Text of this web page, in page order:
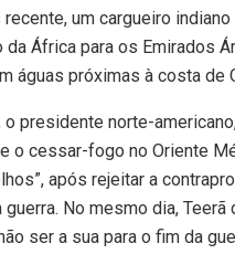
um cargueiro indiano
da África para os Emirados
águas próximas à costa de
o presidente norte-
o cessar-fogo no Oriente
após rejeitar a
guerra. No mesmo dia, Teerã
ser a sua para o fim da